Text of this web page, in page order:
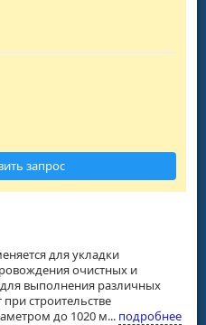
для укладки
очистных и
выполнения различных
строительстве
до 1020 м... подробнее
запрос